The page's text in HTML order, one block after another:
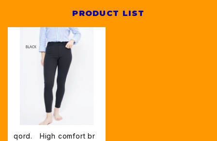
PRODUCT LIST
qord. High comfort br